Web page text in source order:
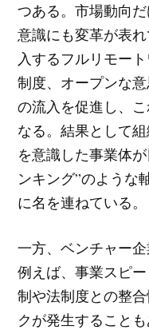
つある。市場動向
意識にも変革が表
入するフルリモー
制度、オープンな
の流入を促進し、
なる。結果として
を意識した事業体
ンキング”のような
に名を連ねている。
一方、ベンチャー
例えば、事業スピ
制や法制度との整
クが発生すること